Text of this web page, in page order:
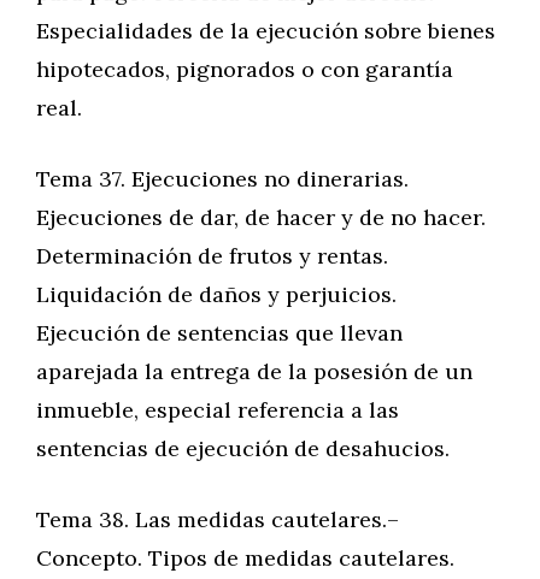
Especialidades de la ejecución sobre bienes
hipotecados, pignorados o con garantía
real.
Tema 37. Ejecuciones no dinerarias.
Ejecuciones de dar, de hacer y de no hacer.
Determinación de frutos y rentas.
Liquidación de daños y perjuicios.
Ejecución de sentencias que llevan
aparejada la entrega de la posesión de un
inmueble, especial referencia a las
sentencias de ejecución de desahucios.
Tema 38. Las medidas cautelares.–
Concepto. Tipos de medidas cautelares.